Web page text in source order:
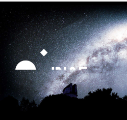
Strumenti
personali
Salta
contenuti.
|
Salta
alla
navigazione
Ricerca
avanzata…